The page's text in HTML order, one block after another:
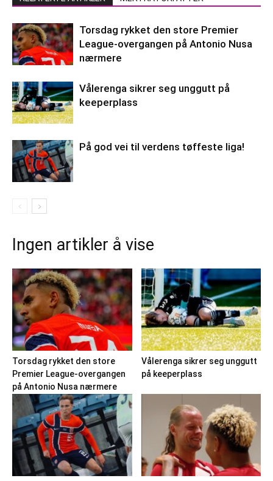
Torsdag rykket den store Premier
League-overgangen på Antonio Nusa
nærmere
Vålerenga sikrer seg unggutt på
keeperplass
På god vei til verdens tøffeste liga!
Ingen artikler å vise
Torsdag rykket den store
Premier League-overgangen
på Antonio Nusa nærmere
Vålerenga sikrer seg unggutt
på keeperplass